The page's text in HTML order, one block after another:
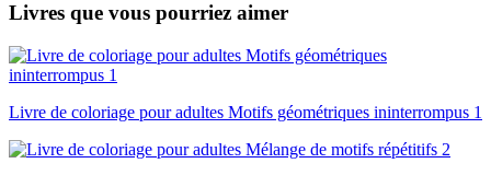
Livres que vous pourriez aimer
Livre de coloriage pour adultes Motifs géométriques ininterrompus 1